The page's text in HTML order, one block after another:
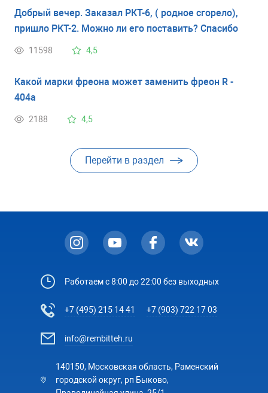
Добрый вечер. Заказал РКТ-6, ( родное сгорело),
пришло РКТ-2. Можно ли его поставить? Спасибо
11598 4,5
Какой марки фреона может заменить фреон R -
404a
2188 4,5
Перейти в раздел
Работаем с 8:00 до 22:00 без выходных
+7 (495) 215 14 41 +7 (903) 722 17 03
info@rembitteh.ru
140150, Московская область, Раменский
городской округ, рп Быково,